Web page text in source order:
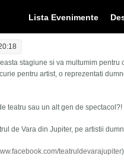
Lista Evenimente
stagiune si va multumim
pentru artist, o reprezentati
teatru sau un alt gen de
de Vara din Jupiter, pe artistii
teatruldevarajupiter)